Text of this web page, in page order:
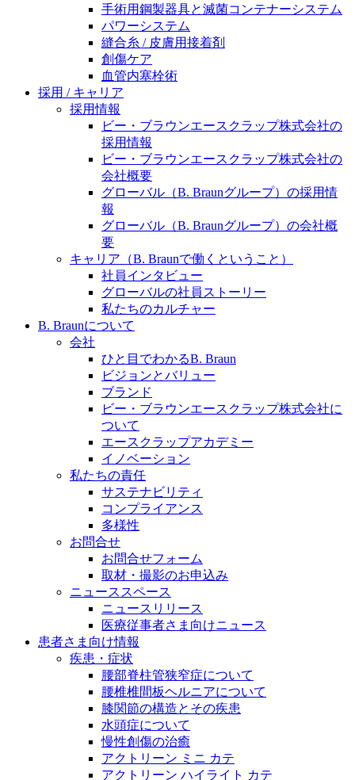
販売代理店さま向け情報​
お問合せ先、価格情報、E-Shopのご案内など販売店さ
ま向けの情報スペースです。
お問合せフォームより、ご質問をお送りください。
手術用鋼製器具と滅菌コンテナーシステム
パワーシステム
縫合糸 / 皮膚用接着剤
創傷ケア
血管内塞栓術
採用 / キャリア
採用情報
ビー・ブラウンエースクラップ株式会社の
採用情報
ビー・ブラウンエースクラップ株式会社の
会社概要
グローバル（B. Braunグループ）の採用情
報
グローバル（B. Braunグループ）の会社概
要
キャリア（B. Braunで働くということ）
社員インタビュー
グローバルの社員ストーリー
私たちのカルチャー
B. Braunについて
会社
ひと目でわかるB. Braun
ビジョンとバリュー
ブランド
ビー・ブラウンエースクラップ株式会社に
ついて
エースクラップアカデミー
イノベーション
私たちの責任
サステナビリティ
コンプライアンス
多様性
お問合せ
お問合せフォーム
取材・撮影のお申込み
ニューススペース
ニュースリリース
医療従事者さま向けニュース
患者さま向け情報
疾患・症状
腰部脊柱管狭窄症について
腰椎椎間板ヘルニアについて
膝関節の構造とその疾患
水頭症について
慢性創傷の治癒
アクトリーン ミニ カテ
アクトリーン ハイライト カテ